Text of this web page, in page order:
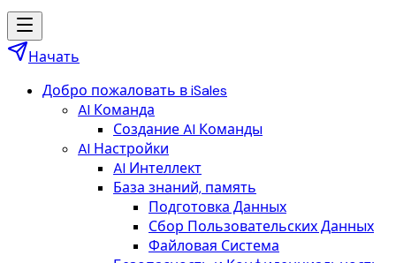
Начать
Добро пожаловать в iSales
AI Команда
Создание AI Команды
AI Настройки
AI Интеллект
База знаний, память
Подготовка Данных
Сбор Пользовательских Данных
Файловая Система